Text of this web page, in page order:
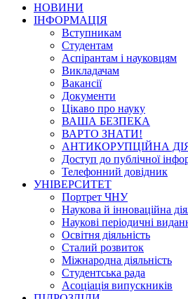
НОВИНИ
ІНФОРМАЦІЯ
Вступникам
Студентам
Аспірантам і науковцям
Викладачам
Вакансії
Документи
Цікаво про науку
ВАША БЕЗПЕКА
ВАРТО ЗНАТИ!
АНТИКОРУПЦІЙНА
Доступ до публічної
Телефонний довідник
УНІВЕРСИТЕТ
Портрет ЧНУ
Наукова й інноваційна
Наукові періодичні
Освітня діяльність
Сталий розвиток
Міжнародна діяльність
Студентська рада
Асоціація випускників